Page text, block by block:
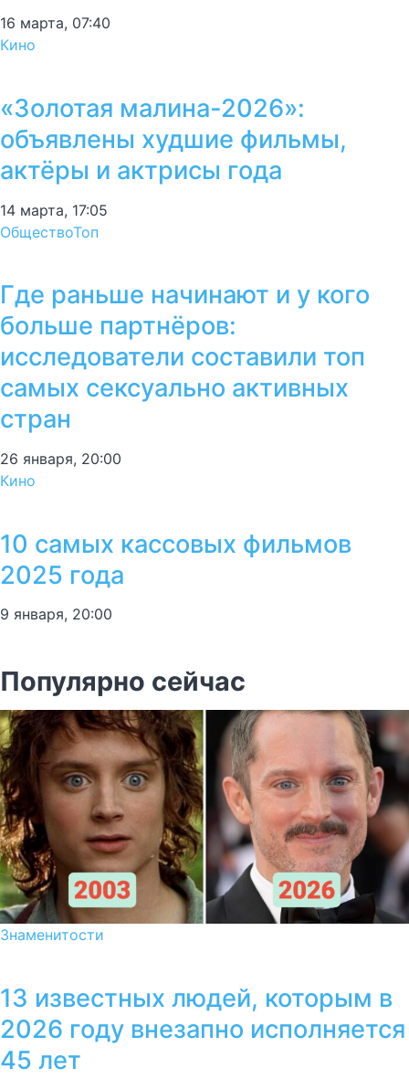
16 марта, 07:40
Кино
«Золотая малина-2026»:
объявлены худшие фильмы,
актёры и актрисы года
14 марта, 17:05
ОбществоТоп
Где раньше начинают и у кого
больше партнёров:
исследователи составили топ
самых сексуально активных
стран
26 января, 20:00
Кино
10 самых кассовых фильмов
2025 года
9 января, 20:00
Популярно сейчас
Знаменитости
13 известных людей, которым в
2026 году внезапно исполняется
45 лет